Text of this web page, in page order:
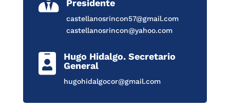
Presidente
castellanosrincon57@gmail.com
castellanosrincon@yahoo.com

Hugo Hidalgo. Secretario
General
hugohidalgocor@gmail.com